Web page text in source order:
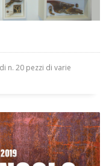
n. 20 pezzi di varie